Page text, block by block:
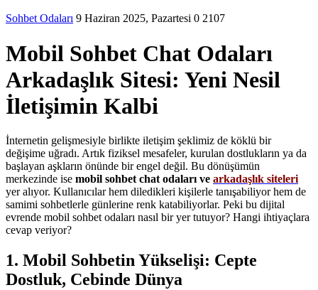
Sohbet Odaları 9 Haziran 2025, Pazartesi 0 2107
Mobil Sohbet Chat Odaları
Arkadaşlık Sitesi: Yeni Nesil
İletişimin Kalbi
İnternetin gelişmesiyle birlikte iletişim şeklimiz de köklü bir
değişime uğradı. Artık fiziksel mesafeler, kurulan dostlukların ya da
başlayan aşkların önünde bir engel değil. Bu dönüşümün
merkezinde ise mobil sohbet chat odaları ve arkadaşlık siteleri
yer alıyor. Kullanıcılar hem diledikleri kişilerle tanışabiliyor hem de
samimi sohbetlerle günlerine renk katabiliyorlar. Peki bu dijital
evrende mobil sohbet odaları nasıl bir yer tutuyor? Hangi ihtiyaçlara
cevap veriyor?
1. Mobil Sohbetin Yükselişi: Cepte
Dostluk, Cebinde Dünya